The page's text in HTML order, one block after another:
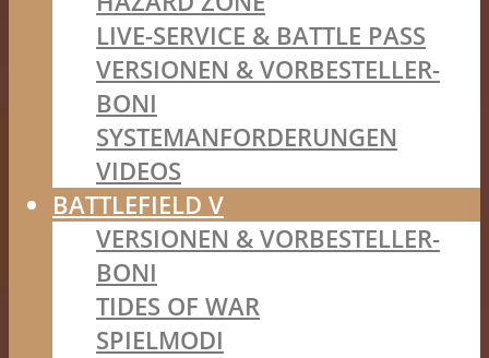
LIVE-SERVICE & BATTLE PASS
VERSIONEN & VORBESTELLER-
BONI
SYSTEMANFORDERUNGEN
VIDEOS
BATTLEFIELD V
VERSIONEN & VORBESTELLER-
BONI
TIDES OF WAR
SPIELMODI